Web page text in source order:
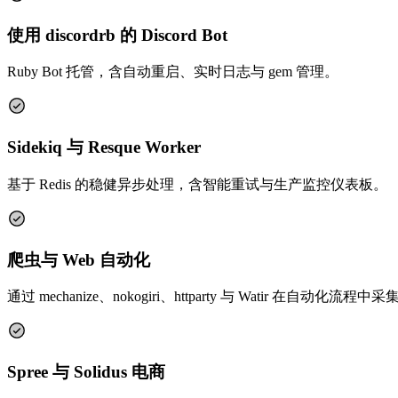
使用 discordrb 的 Discord Bot
Ruby Bot 托管，含自动重启、实时日志与 gem 管理。
Sidekiq 与 Resque Worker
基于 Redis 的稳健异步处理，含智能重试与生产监控仪表板。
爬虫与 Web 自动化
通过 mechanize、nokogiri、httparty 与 Watir 在自动化流程中采
Spree 与 Solidus 电商